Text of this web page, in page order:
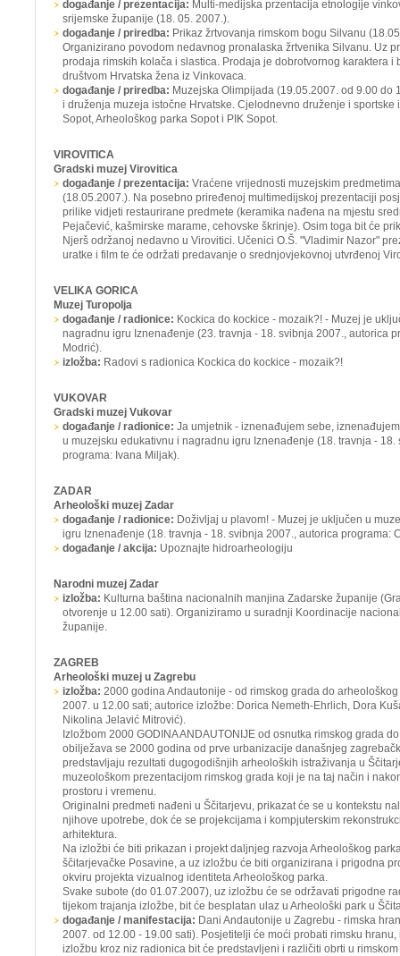
događanje / prezentacija: Multi-medijska przentacija etnologije
srijemske županije (18. 05. 2007.).
događanje / priredba: Prikaz žrtvovanja rimskom bogu Silvanu
Organizirano povodom nedavnog pronalaska žrtvenika Silvanu. Uz
prodaja rimskih kolača i slastica. Prodaja je dobrotvornog karaktera i
društvom Hrvatska žena iz Vinkovaca.
događanje / priredba: Muzejska Olimpijada (19.05.2007. od 9.00 do
i druženja muzeja istočne Hrvatske. Cjelodnevno druženje i sportske
Sopot, Arheološkog parka Sopot i PIK Sopot.
VIROVITICA
Gradski muzej Virovitica
događanje / prezentacija: Vraćene vrijednosti muzejskim
(18.05.2007.). Na posebno priređenoj multimedijskoj prezentaciji
prilike vidjeti restaurirane predmete (keramika nađena na mjestu
Pejačević, kašmirske marame, cehovske škrinje). Osim toga bit će
Njerš održanoj nedavno u Virovitici. Učenici O.Š. "Vladimir Nazor"
uratke i film te će održati predavanje o srednjovjekovnoj utvrđenoj
VELIKA GORICA
Muzej Turopolja
događanje / radionice: Kockica do kockice - mozaik?! - Muzej je
nagradnu igru Iznenađenje (23. travnja - 18. svibnja 2007., autorica
Modrić).
izložba: Radovi s radionica Kockica do kockice - mozaik?!
VUKOVAR
Gradski muzej Vukovar
događanje / radionice: Ja umjetnik - iznenađujem sebe,
u muzejsku edukativnu i nagradnu igru Iznenađenje (18. travnja - 18.
programa: Ivana Miljak).
ZADAR
Arheološki muzej Zadar
događanje / radionice: Doživljaj u plavom! - Muzej je uključen u
igru Iznenađenje (18. travnja - 18. svibnja 2007., autorica programa:
događanje / akcija: Upoznajte hidroarheologiju
Narodni muzej Zadar
izložba: Kulturna baština nacionalnih manjina Zadarske županije
otvorenje u 12.00 sati). Organiziramo u suradnji Koordinacije
županije.
ZAGREB
Arheološki muzej u Zagrebu
izložba: 2000 godina Andautonije - od rimskog grada do
2007. u 12.00 sati; autorice izložbe: Dorica Nemeth-Ehrlich, Dora
Nikolina Jelavić Mitrović).
Izložbom 2000 GODINA ANDAUTONIJE od osnutka rimskog grada
obilježava se 2000 godina od prve urbanizacije današnjeg
predstavljaju rezultati dugogodišnjih arheoloških istraživanja u
muzeološkom prezentacijom rimskog grada koji je na taj način i
prostoru i vremenu.
Originalni predmeti nađeni u Ščitarjevu, prikazat će se u kontekstu
njihove upotrebe, dok će se projekcijama i kompjuterskim
arhitektura.
Na izložbi će biti prikazan i projekt daljnjeg razvoja Arheološkog
ščitarjevačke Posavine, a uz izložbu će biti organizirana i prigodna
okviru projekta vizualnog identiteta Arheološkog parka.
Svake subote (do 01.07.2007), uz izložbu će se održavati prigodne
tijekom trajanja izložbe, bit će besplatan ulaz u Arheološki park u
događanje / manifestacija: Dani Andautonije u Zagrebu - rimska
2007. od 12.00 - 19.00 sati). Posjetitelji će moći probati rimsku
izložbu kroz niz radionica bit će predstavljeni i različiti obrti u